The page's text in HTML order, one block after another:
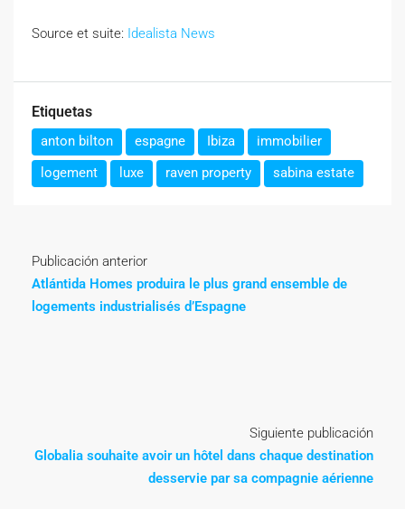
Source et suite: Idealista News
Etiquetas
anton bilton espagne Ibiza
immobilier
logement
luxe raven property sabina estate
Publicación anterior
Atlántida Homes produira le plus grand ensemble de
logements industrialisés d’Espagne
Siguiente publicación
Globalia souhaite avoir un hôtel dans chaque destination
desservie par sa compagnie aérienne